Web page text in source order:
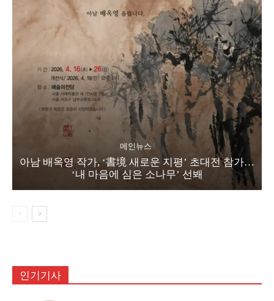
메인뉴스
아남 배옥영 작가, ‘書境 새로운 지평’ 초대전 참가…
‘내 마음에 심은 소나무’ 선봬
인기기사